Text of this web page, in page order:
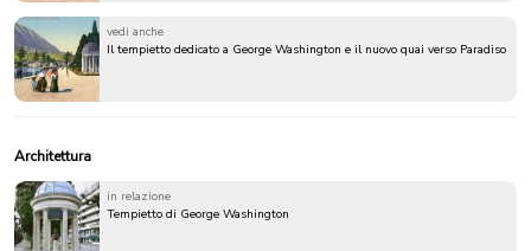
vedi anche
Il tempietto dedicato a George Washington e il nuovo quai verso Paradiso
Architettura
in relazione
Tempietto di George Washington